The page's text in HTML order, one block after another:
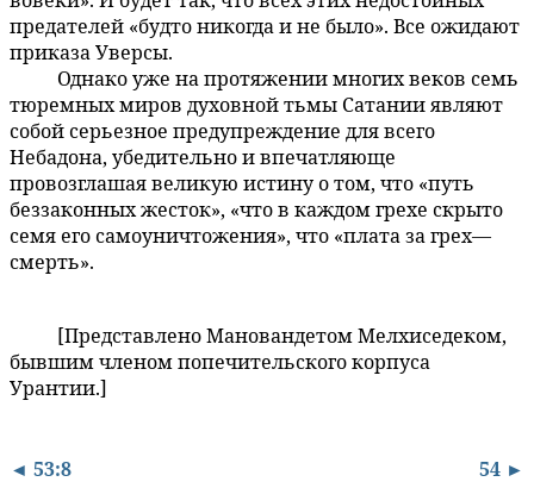
предателей «будто никогда и не было». Все ожидают
приказа Уверсы.
Однако уже на протяжении многих веков семь
тюремных миров духовной тьмы Сатании являют
собой серьезное предупреждение для всего
Небадона, убедительно и впечатляюще
провозглашая великую истину о том, что «путь
беззаконных жесток», «что в каждом грехе скрыто
семя его самоуничтожения», что «плата за грех—
смерть».
[Представлено Мановандетом Мелхиседеком,
бывшим членом попечительского корпуса
Урантии.]
◄ 53:8 54 ►